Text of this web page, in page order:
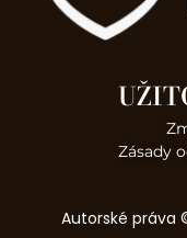
Zásady
Autorské práva